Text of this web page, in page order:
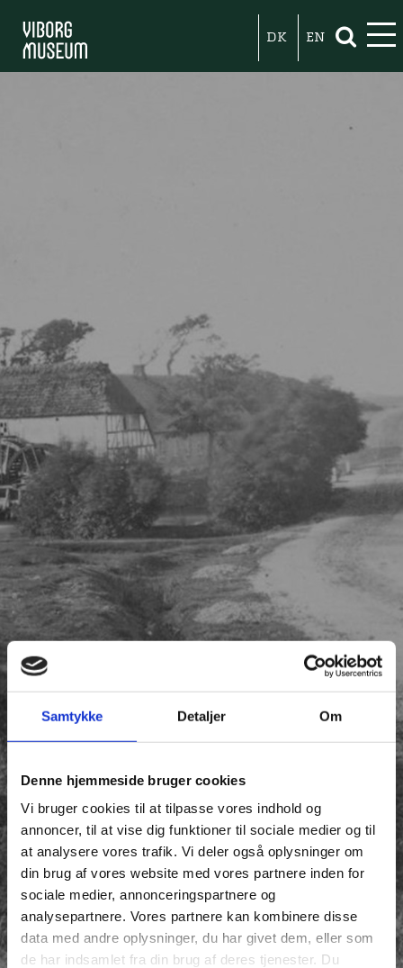
Samtykke Detaljer Om
Denne hjemmeside bruger cookies
Vi bruger cookies til at tilpasse vores indhold og
annoncer, til at vise dig funktioner til sociale medier og til
at analysere vores trafik. Vi deler også oplysninger om
din brug af vores website med vores partnere inden for
sociale medier, annonceringspartnere og
analysepartnere. Vores partnere kan kombinere disse
data med andre oplysninger, du har givet dem, eller som
de har indsamlet fra din brug af deres tjenester. Du
DK EN